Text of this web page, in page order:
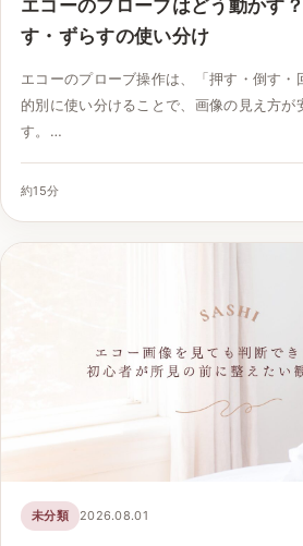
エコーのプローブはどう動かす
す・ずらすの使い分け
エコーのプローブ操作は、「押す・倒す・
的別に使い分けることで、画像の見え方が
す。…
約15分
未分類 2026.08.01